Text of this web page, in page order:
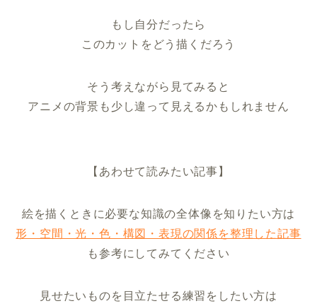
もし自分だったら
このカットをどう描くだろう
そう考えながら見てみると
アニメの背景も少し違って見えるかもしれません
【あわせて読みたい記事】
絵を描くときに必要な知識の全体像を知りたい方は
形・空間・光・色・構図・表現の関係を整理した記事
も参考にしてみてください
見せたいものを目立たせる練習をしたい方は